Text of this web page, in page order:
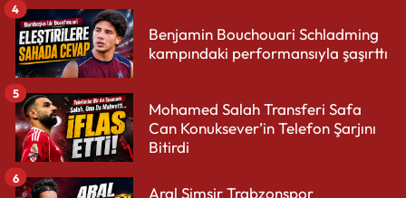
Benjamin Bouchouari Schladming
kampındaki performansıyla şaşırttı
4
Mohamed Salah Transferi Safa
Can Konuksever’in Telefon Şarjını
Bitirdi
5
Aral Şimşir Trabzonspor
6